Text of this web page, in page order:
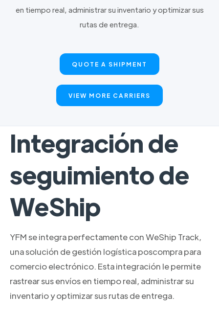
en tiempo real, administrar su inventario y optimizar sus
rutas de entrega.
QUOTE A SHIPMENT
VIEW MORE CARRIERS
Integración de
seguimiento de
WeShip
YFM se integra perfectamente con WeShip Track,
una solución de gestión logística poscompra para
comercio electrónico. Esta integración le permite
rastrear sus envíos en tiempo real, administrar su
inventario y optimizar sus rutas de entrega.